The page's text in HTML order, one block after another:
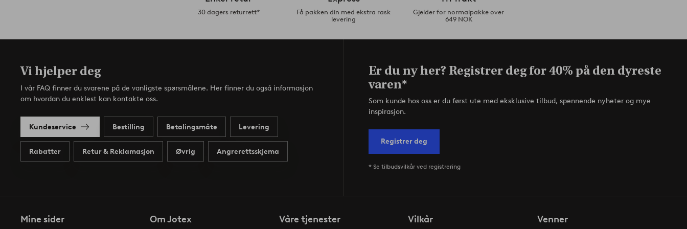
30 dagers returrett*
Få pakken din med ekstra rask
levering
Gjelder for normalpakke over
649 NOK
Vi hjelper deg
I vår FAQ finner du svarene på de vanligste spørsmålene. Her finner du også informasjon
om hvordan du enklest kan kontakte oss.
Kundeservice Bestilling Betalingsmåte Levering
Rabatter Retur & Reklamasjon Øvrig Angrerettsskjema
Er du ny her? Registrer deg for 40% på den dyreste
varen*
Som kunde hos oss er du først ute med eksklusive tilbud, spennende nyheter og mye
inspirasjon.
Registrer deg
* Se tilbudsvilkår ved registrering
Mine sider Om Jotex Våre tjenester Vilkår Venner